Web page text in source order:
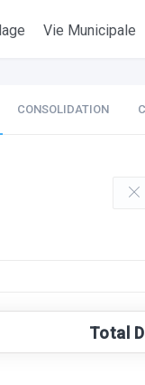
Vie Municipale
CONSOLIDATION
Total